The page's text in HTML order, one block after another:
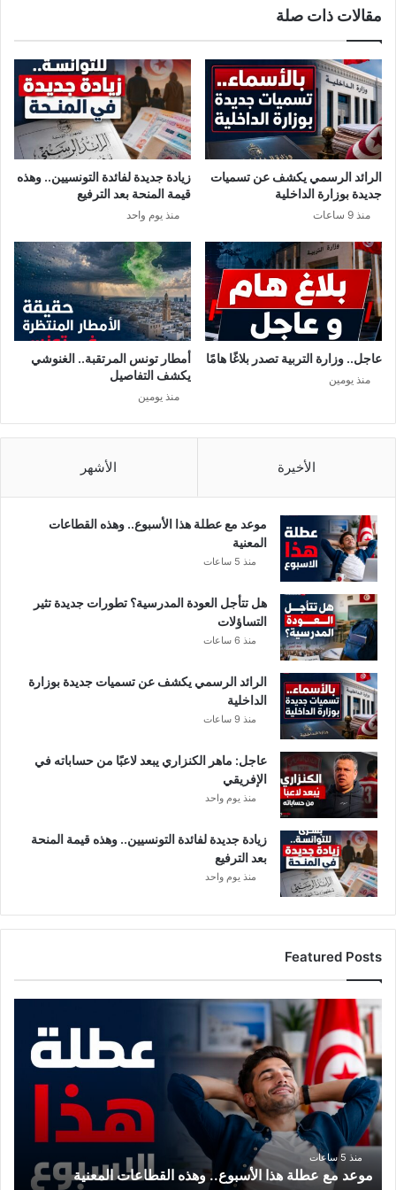
ب
ه
ا
ش
ر
ك
ة
ا
م
و
م
ي
ة
ل
ر
ق
ة
ا
ا
د
ا
ل
ف
ر
ق
ي
مقالات ذات صلة
الرائد الرسمي يكشف عن تسميات
جديدة بوزارة الداخلية
منذ 9 ساعات
زيادة جديدة لفائدة التونسيين.. وهذه
قيمة المنحة بعد الترفيع
منذ يوم واحد
عاجل.. وزارة التربية تصدر بلاغًا هامًا
منذ يومين
أمطار تونس المرتقبة.. الغنوشي
يكشف التفاصيل
منذ يومين
الأخيرة الأشهر
موعد مع عطلة هذا الأسبوع.. وهذه القطاعات
المعنية
منذ 5 ساعات
هل تتأجل العودة المدرسية؟ تطورات جديدة تثير
التساؤلات
منذ 6 ساعات
الرائد الرسمي يكشف عن تسميات جديدة بوزارة
الداخلية
منذ 9 ساعات
عاجل: ماهر الكنزاري يبعد لاعبًا من حساباته في
الإفريقي
منذ يوم واحد
زيادة جديدة لفائدة التونسيين.. وهذه قيمة المنحة
بعد الترفيع
منذ يوم واحد
Featured Posts
م
د
م
ع
ع
ط
ل
منذ 5 ساعات
موعد مع عطلة هذا الأسبوع.. وهذه القطاعات المعنية